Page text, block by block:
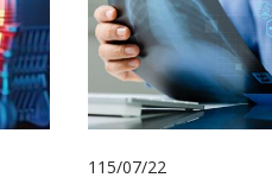
115/07/22